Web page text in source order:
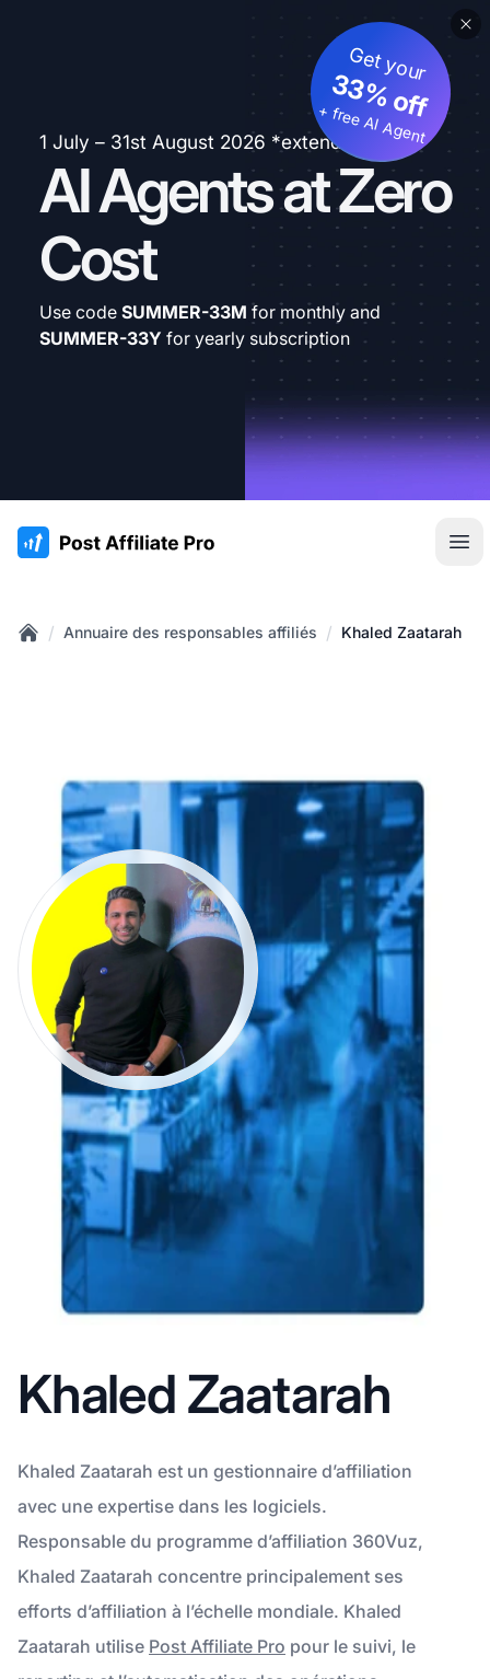
1 July – 31st August 2026 *extended
AI Agents at Zero
Cost
Get your
33% off
+ free AI Agent
Use code SUMMER-33M for monthly and
SUMMER-33Y for yearly subscription
:site.title
/ Annuaire des responsables affiliés / Khaled Zaatarah
Khaled Zaatarah
Khaled Zaatarah est un gestionnaire d’affiliation
avec une expertise dans les logiciels.
Responsable du programme d’affiliation 360Vuz,
Khaled Zaatarah concentre principalement ses
efforts d’affiliation à l’échelle mondiale. Khaled
Zaatarah utilise Post Affiliate Pro pour le suivi, le